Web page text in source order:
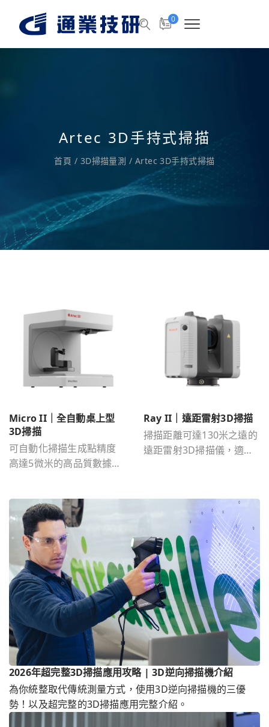
0
Artec 3D手持式掃描
首頁 / 3D掃描量測 / Artec 3D手持式掃描
Micro II｜全自動桌上型
3D掃描
可自動化掃描生成點精度
高達5微米的高品質數據，
Ray II｜遠距雷射3D掃描
掃描距離可達130米之遠的
遠距雷射3D掃描儀，適合
2026年超完整3D掃描應用攻略 | 3D逆向掃描機介紹
為你統整取代傳統測量方式，使用3D逆向掃描機的三優
勢！以及超完整的3D掃描應用完整介紹。